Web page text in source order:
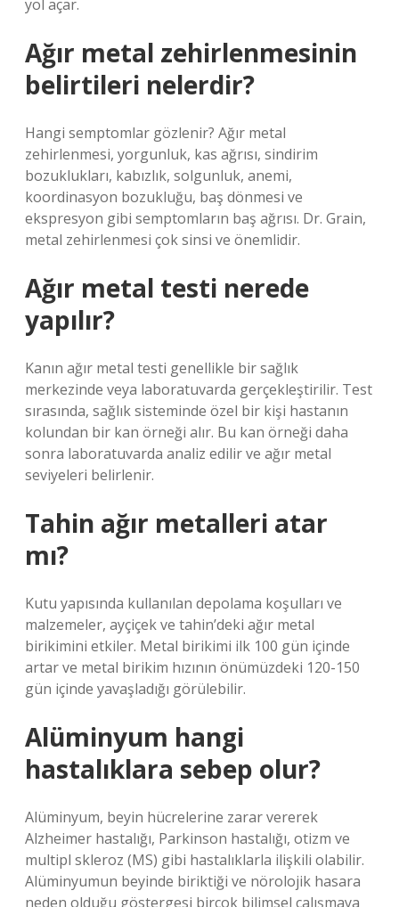
yol açar.
Ağır metal zehirlenmesinin
belirtileri nelerdir?
Hangi semptomlar gözlenir? Ağır metal
zehirlenmesi, yorgunluk, kas ağrısı, sindirim
bozuklukları, kabızlık, solgunluk, anemi,
koordinasyon bozukluğu, baş dönmesi ve
ekspresyon gibi semptomların baş ağrısı. Dr. Grain,
metal zehirlenmesi çok sinsi ve önemlidir.
Ağır metal testi nerede
yapılır?
Kanın ağır metal testi genellikle bir sağlık
merkezinde veya laboratuvarda gerçekleştirilir. Test
sırasında, sağlık sisteminde özel bir kişi hastanın
kolundan bir kan örneği alır. Bu kan örneği daha
sonra laboratuvarda analiz edilir ve ağır metal
seviyeleri belirlenir.
Tahin ağır metalleri atar
mı?
Kutu yapısında kullanılan depolama koşulları ve
malzemeler, ayçiçek ve tahin’deki ağır metal
birikimini etkiler. Metal birikimi ilk 100 gün içinde
artar ve metal birikim hızının önümüzdeki 120-150
gün içinde yavaşladığı görülebilir.
Alüminyum hangi
hastalıklara sebep olur?
Alüminyum, beyin hücrelerine zarar vererek
Alzheimer hastalığı, Parkinson hastalığı, otizm ve
multipl skleroz (MS) gibi hastalıklarla ilişkili olabilir.
Alüminyumun beyinde biriktiği ve nörolojik hasara
neden olduğu göstergesi birçok bilimsel çalışmaya